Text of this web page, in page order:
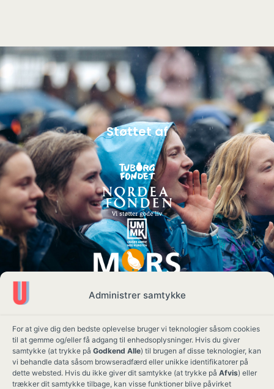
Administrer samtykke
For at give dig den bedste oplevelse bruger vi teknologier såsom cookies
til at gemme og/eller få adgang til enhedsoplysninger. Hvis du giver
samtykke (at trykke på Godkend Alle) til brugen af disse teknologier, kan
vi behandle data såsom browseradfærd eller unikke identifikatorer på
dette websted. Hvis du ikke giver dit samtykke (at trykke på Afvis) eller
trækker dit samtykke tilbage, kan visse funktioner blive påvirket
Støttet af